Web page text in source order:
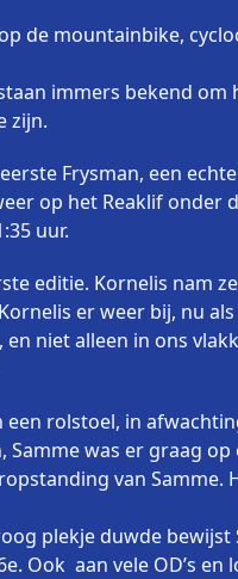
de mountainbike,
immers bekend om
zijn.
Frysman, een
op het Reaklif onder
uur.
editie. Kornelis nam
er weer bij, nu
niet alleen in ons
rolstoel, in
was er graag
van Samme.
plekje duwde bewijst
Ook aan vele OD’s en